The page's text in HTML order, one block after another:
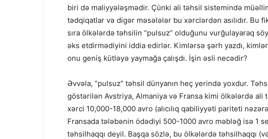
biri də maliyyələşmədir. Çünki ali təhsil sistemində
tədqiqatlar və digər məsələlər bu xərclərdən asılıdır.
sıra ölkələrdə təhsilin “pulsuz” olduğunu vurğulayaraq
əks etdirmədiyini iddia edirlər. Kimlərsə şərh yazdı,
onu geniş kütləyə yaymağa çalışdı. İşin əsli necədir?
Əvvəla, “pulsuz” təhsil dünyanın heç yerində yoxdur.
göstərilən Avstriya, Almaniya və Fransa kimi ölkələrdə
xərci 10,000-18,000 avro (alıcılıq qabiliyyəti pariteti
Fransada tələbənin ödədiyi 500-1000 avro məbləğ isə 1
təhsilhaqqı deyil. Başqa sözlə, bu ölkələrdə təhsilhaqqı